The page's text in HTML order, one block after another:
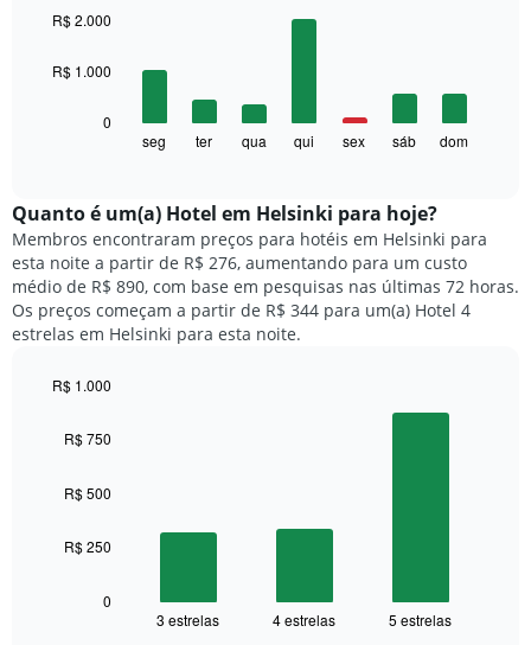
mês
gráfico
tem
O
gráfico
tem
1
eixo
Y
preço
quarto
chart
with
bars.
exibe
o
preço
médio
de
um
quarto
cada
semana
gráfico
exibindo
graphic.
seg ter qua qui sex sáb dom
0
R$ 1.000
R$ 2.000
Quanto ​é um(a) Hotel em Helsinki para hoje?
Membros encontraram preços para hotéis em Helsinki para
esta noite a partir de R$ 276, aumentando para um custo
médio de R$ 890, com base em pesquisas nas últimas 72 horas.
Os preços começam a partir de R$ 344 para um(a) Hotel 4
estrelas em Helsinki para esta noite.
chart
with
bars.
gráfico
3 estrelas 4 estrelas 5 estrelas
0
R$ 250
R$ 500
R$ 750
R$ 1.000